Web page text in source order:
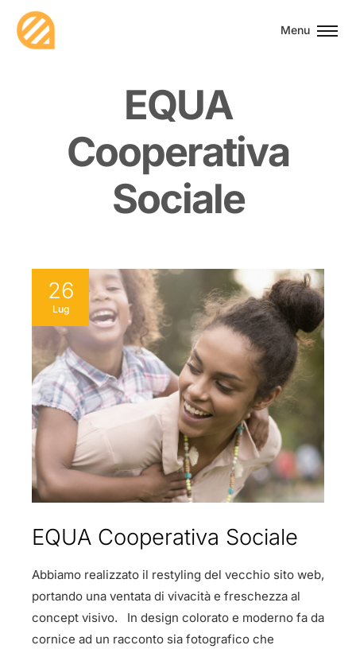
Menu
EQUA
Cooperativa
Sociale
26
Lug
EQUA Cooperativa Sociale
Abbiamo realizzato il restyling del vecchio sito web,
portando una ventata di vivacità e freschezza al
concept visivo. In design colorato e moderno fa da
cornice ad un racconto sia fotografico che